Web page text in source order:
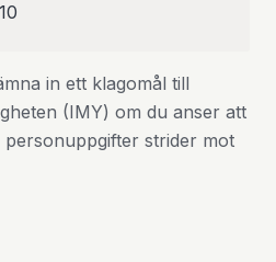
in ett klagomål till
(IMY) om du anser att
strider mot